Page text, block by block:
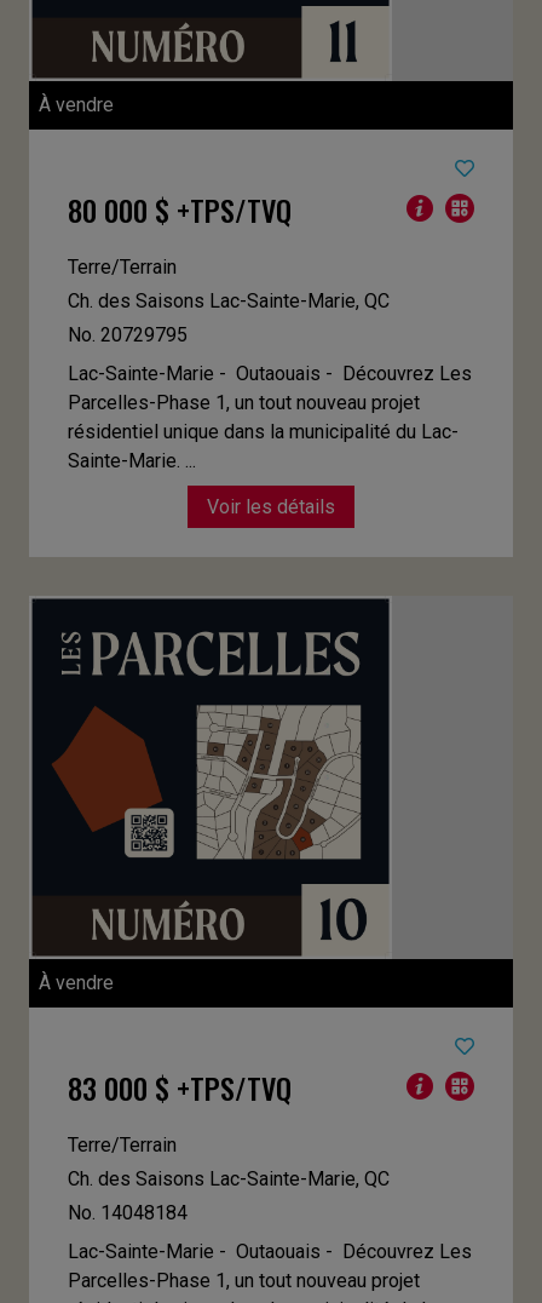
À vendre
80 000 $ +TPS/TVQ
Terre/Terrain
Ch. des Saisons Lac-Sainte-Marie, QC
No. 20729795
Lac-Sainte-Marie - Outaouais - Découvrez Les
Parcelles-Phase 1, un tout nouveau projet
résidentiel unique dans la municipalité du Lac-
Sainte-Marie. ...
Voir les détails
À vendre
83 000 $ +TPS/TVQ
Terre/Terrain
Ch. des Saisons Lac-Sainte-Marie, QC
No. 14048184
Lac-Sainte-Marie - Outaouais -
Découvrez Les
Parcelles-Phase 1, un tout nouveau projet